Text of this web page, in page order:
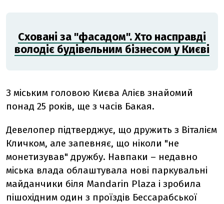
Сховані за "фасадом". Хто насправді
володіє будівельним бізнесом у Києві
З міським головою Києва Алієв знайомий
понад 25 років, ще з часів Бакая.
Девелопер підтверджує, що дружить з Віталієм
Кличком, але запевняє, що ніколи "не
монетизував" дружбу. Навпаки – недавно
міська влада облаштувала нові паркувальні
майданчики біля Mandarin Plaza і зробила
пішохідним один з проїздів Бессарабської